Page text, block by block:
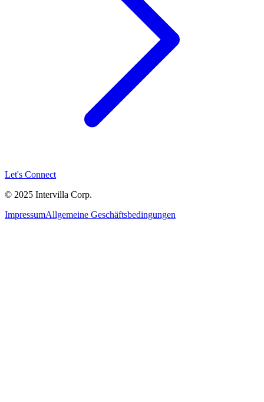
Let's Connect
© 2025 Intervilla Corp.
ImpressumAllgemeine Geschäftsbedingungen